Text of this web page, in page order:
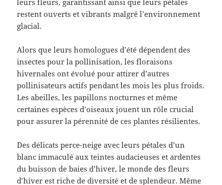
leurs fleurs, garantissant ainsi que leurs pétales
restent ouverts et vibrants malgré l’environnement
glacial.
Alors que leurs homologues d’été dépendent des
insectes pour la pollinisation, les floraisons
hivernales ont évolué pour attirer d’autres
pollinisateurs actifs pendant les mois les plus froids.
Les abeilles, les papillons nocturnes et même
certaines espèces d’oiseaux jouent un rôle crucial
pour assurer la pérennité de ces plantes résilientes.
Des délicats perce-neige avec leurs pétales d’un
blanc immaculé aux teintes audacieuses et ardentes
du buisson de baies d’hiver, le monde des fleurs
d’hiver est riche de diversité et de splendeur. Même